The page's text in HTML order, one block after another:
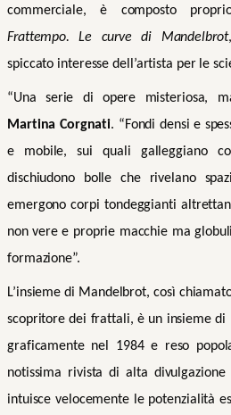
commerciale,è composto
Frattempo. Le curve di Mandelbrot
spiccato interesse dell’artista per le
“Una serie di opere misteriosa,
Martina Corgnati. “Fondi densi e
e mobile, sui quali galleggiano
dischiudono bolle che rivelano
emergono corpi tondeggianti
non vere e proprie macchie ma
formazione”.
L’insieme di Mandelbrot, così
scopritore dei frattali, è un insieme di
graficamente nel 1984 e reso
notissima rivista di alta divulgazione
intuisce velocemente le potenzialità